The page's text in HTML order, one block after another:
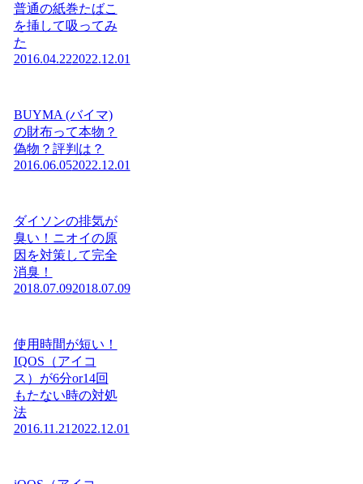
普通の紙巻たばこ
を挿して吸ってみ
た
2016.04.222022.12.01
BUYMA (バイマ)
の財布って本物？
偽物？評判は？
2016.06.052022.12.01
ダイソンの排気が
臭い！ニオイの原
因を対策して完全
消臭！
2018.07.092018.07.09
使用時間が短い！
IQOS（アイコ
ス）が6分or14回
もたない時の対処
法
2016.11.21 2022.12.01